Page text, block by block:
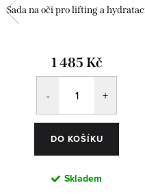
Sada na oči pro lifting a
1 485 Kč
DO KOŠÍKU
Skladem